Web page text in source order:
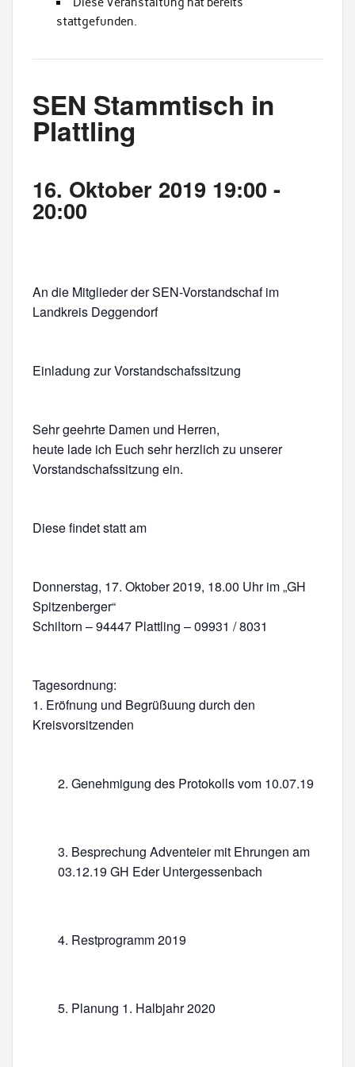
stattgefunden.
SEN Stammtisch in
Plattling
16. Oktober 2019 19:00-
20:00
An die Mitglieder der SEN-Vorstandschaf im
Landkreis Deggendorf
Einladung zur Vorstandschafssitzung
Sehr geehrte Damen und Herren,
heute lade ich Euch sehr herzlich zu unserer
Vorstandschafssitzung ein.
Diese findet statt am
Donnerstag, 17. Oktober 2019, 18.00 Uhr im „GH
Spitzenberger“
Schiltorn – 94447 Plattling – 09931 / 8031
Tagesordnung:
1. Eröfnung und Begrüßuung durch den
Kreisvorsitzenden
Genehmigung des Protokolls vom 10.07.19
Besprechung Adventeier mit Ehrungen am
03.12.19 GH Eder Untergessenbach
Restprogramm 2019
Planung 1. Halbjahr 2020